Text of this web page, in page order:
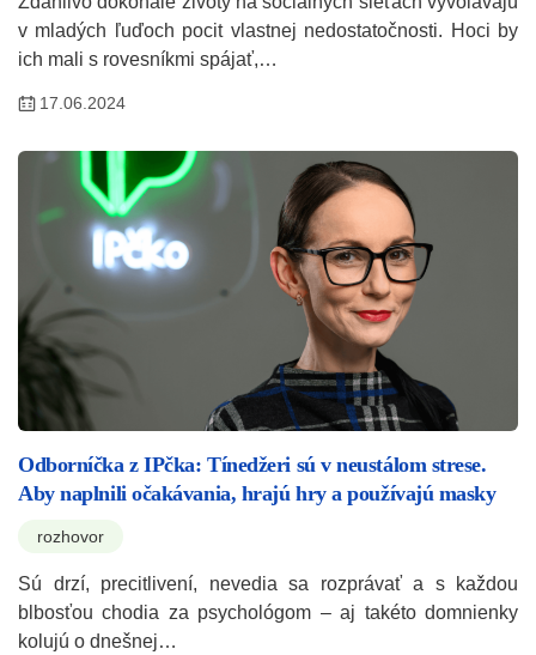
v mladých ľuďoch pocit vlastnej nedostatočnosti. Hoci by
ich mali s rovesníkmi spájať,…
17.06.2024
Odborníčka z IPčka: Tínedžeri sú v neustálom strese.
Aby naplnili očakávania, hrajú hry a používajú masky
rozhovor
Sú drzí, precitlivení, nevedia sa rozprávať a s každou
blbosťou chodia za psychológom – aj takéto domnienky
kolujú o dnešnej…